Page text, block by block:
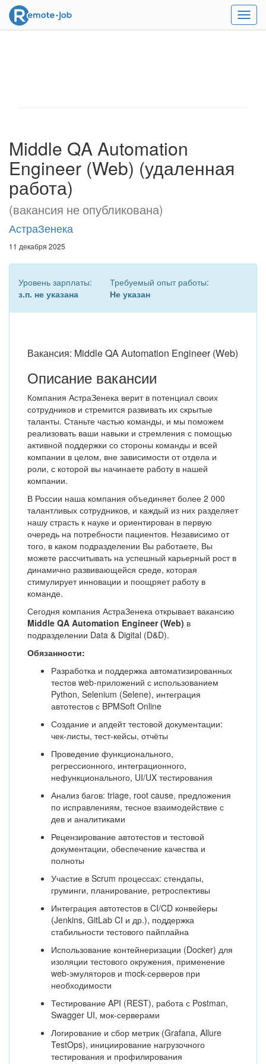
Меню
Middle QA Automation
Engineer (Web) (удаленная
работа)
(вакансия не опубликована)
АстраЗенека
11 декабря 2025
Уровень зарплаты:
з.п. не указана
Требуемый опыт работы:
Не указан
Вакансия: Middle QA Automation Engineer (Web)
Описание вакансии
Компания АстраЗенека верит в потенциал своих
сотрудников и стремится развивать их скрытые
таланты. Станьте частью команды, и мы поможем
реализовать ваши навыки и стремления с помощью
активной поддержки со стороны команды и всей
компании в целом, вне зависимости от отдела и
роли, с которой вы начинаете работу в нашей
компании.
В России наша компания объединяет более 2 000
талантливых сотрудников, и каждый из них разделяет
нашу страсть к науке и ориентирован в первую
очередь на потребности пациентов. Независимо от
того, в каком подразделении Вы работаете, Вы
можете рассчитывать на успешный карьерный рост в
динамично развивающейся среде, которая
стимулирует инновации и поощряет работу в
команде.
Сегодня компания АстраЗенека открывает вакансию
Middle QA Automation Engineer (Web) в
подразделении Data & Digital (D&D).
Обязанности:
Разработка и поддержка автоматизированных
тестов web-приложений с использованием
Python, Selenium (Selene), интеграция
автотестов с BPMSoft Online
Создание и апдейт тестовой документации:
чек-листы, тест-кейсы, отчёты
Проведение функционального,
регрессионного, интеграционного,
нефункционального, UI/UX тестирования
Анализ багов: triage, root cause, предложения
по исправлениям, тесное взаимодействие с
дев и аналитиками
Рецензирование автотестов и тестовой
документации, обеспечение качества и
полноты
Участие в Scrum процессах: стендапы,
груминги, планирование, ретроспективы
Интеграция автотестов в CI/CD конвейеры
(Jenkins, GitLab CI и др.), поддержка
стабильности тестового пайплайна
Использование контейнеризации (Docker) для
изоляции тестового окружения, применение
web-эмуляторов и mock-серверов при
необходимости
Тестирование API (REST), работа с Postman,
Swagger UI, мок-серверами
Логирование и сбор метрик (Grafana, Allure
TestOps), инициирование нагрузочного
тестирования и профилирования